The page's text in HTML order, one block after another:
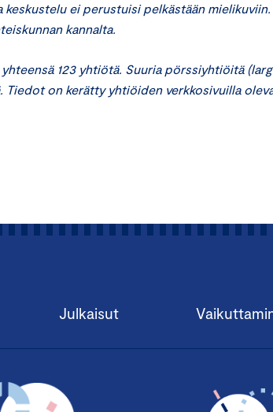
ei perustuisi pelkästään mielikuviin.
kannalta.
123 yhtiötä. Suuria pörssiyhtiöitä
Tiedot on kerätty yhtiöiden verkkosivuilla
Julkaisut